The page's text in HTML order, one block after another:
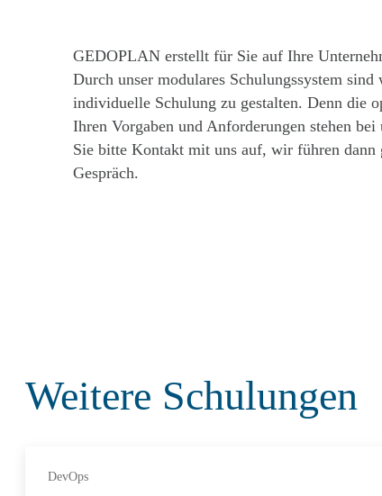
GEDOPLAN erstellt für Sie auf Ihre
Durch unser modulares Schulungssystem
individuelle Schulung zu gestalten. Denn die
Ihren Vorgaben und Anforderungen stehen
Sie bitte Kontakt mit uns auf, wir führen
Gespräch.
Weitere Schulungen
DevOps